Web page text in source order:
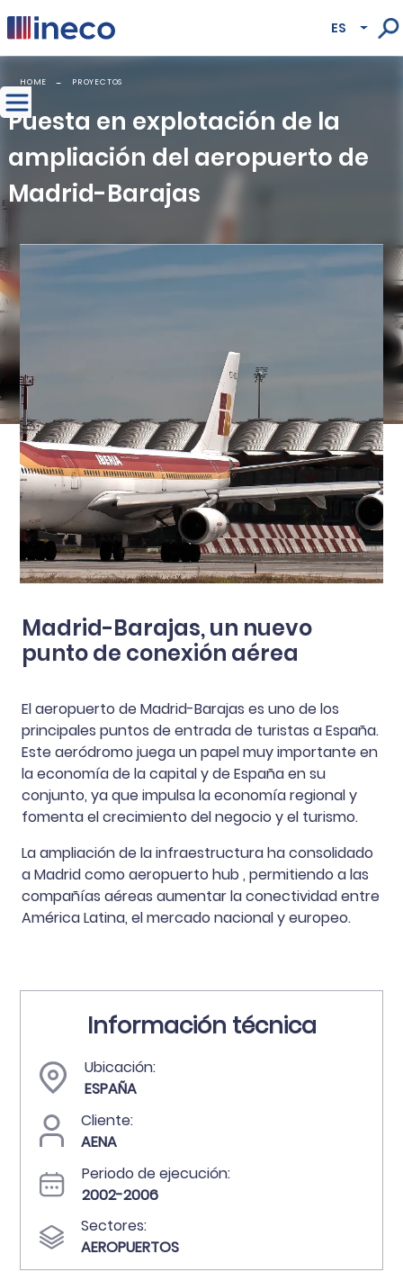
Pasar al contenido principal ES Lista
HOME PROYECTOS
Puesta en explotación de la
ampliación del aeropuerto de
Madrid-Barajas
Madrid-Barajas, un nuevo
punto de conexión aérea
El aeropuerto de Madrid-Barajas es uno de los
principales puntos de entrada de turistas a España.
Este aeródromo juega un papel muy importante en
la economía de la capital y de España en su
conjunto, ya que impulsa la economía regional y
fomenta el crecimiento del negocio y el turismo.
La ampliación de la infraestructura ha consolidado
a Madrid como aeropuerto hub , permitiendo a las
compañías aéreas aumentar la conectividad entre
América Latina, el mercado nacional y europeo.
Información técnica
Ubicación:
ESPAÑA
Cliente:
AENA
Periodo de ejecución:
2002-2006
Sectores:
AEROPUERTOS